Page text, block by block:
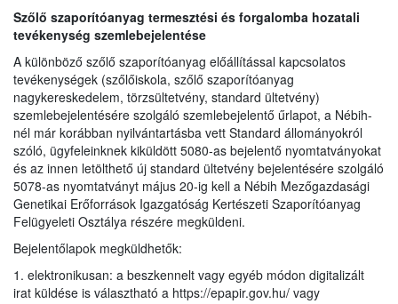
Szőlő szaporítóanyag termesztési és forgalomba hozatali
tevékenység szemlebejelentése
A különböző szőlő szaporítóanyag előállítással kapcsolatos
tevékenységek (szőlőiskola, szőlő szaporítóanyag
nagykereskedelem, törzsültetvény, standard ültetvény)
szemlebejelentésére szolgáló szemlebejelentő űrlapot, a Nébih-
nél már korábban nyilvántartásba vett Standard állományokról
szóló, ügyfeleinknek kiküldött 5080-as bejelentő nyomtatványokat
és az innen letölthető új standard ültetvény bejelentésére szolgáló
5078-as nyomtatványt május 20-ig kell a Nébih Mezőgazdasági
Genetikai Erőforrások Igazgatóság Kertészeti Szaporítóanyag
Felügyeleti Osztálya részére megküldeni.
Bejelentőlapok megküldhetők:
1. elektronikusan: a beszkennelt vagy egyéb módon digitalizált
irat küldése is választható a https://epapir.gov.hu/ vagy